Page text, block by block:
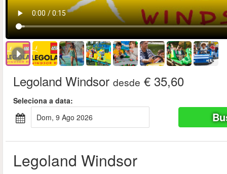
Legoland Windsor desde € 35,60
Seleciona a data:
Dom, 9 Ago 2026
Legoland Windsor